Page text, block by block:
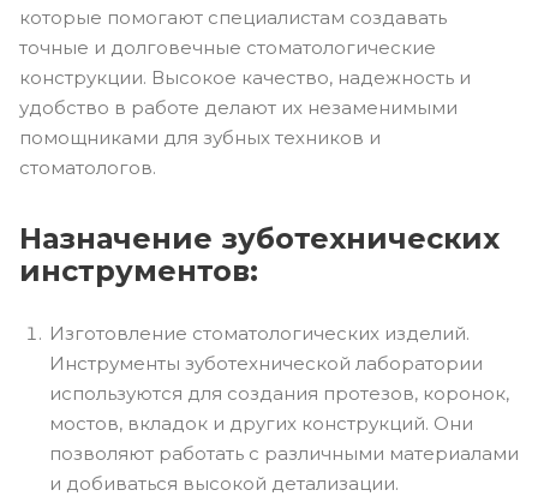
которые помогают специалистам создавать
точные и долговечные стоматологические
конструкции. Высокое качество, надежность и
удобство в работе делают их незаменимыми
помощниками для зубных техников и
стоматологов.
Назначение зуботехнических
инструментов:
Изготовление стоматологических изделий.
Инструменты зуботехнической лаборатории
используются для создания протезов, коронок,
мостов, вкладок и других конструкций. Они
позволяют работать с различными материалами
и добиваться высокой детализации.